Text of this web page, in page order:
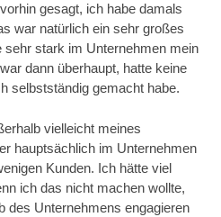
gesagt, ich habe damals
war natürlich ein sehr großes
sehr stark im Unternehmen mein
dann überhaupt, hatte keine
selbstständig gemacht habe.
vielleicht meines
hauptsächlich im Unternehmen
Kunden. Ich hätte viel
ich das nicht machen wollte,
des Unternehmens engagieren